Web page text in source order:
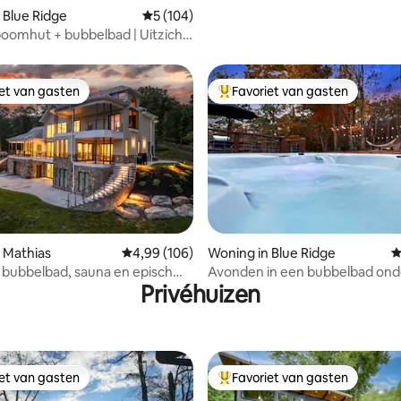
Ridge Gemiddelde beoordeling van 5 uit 5, 104
5 (104)
+ bubbelbad | Uitzicht
van 4,95 uit 5, 197 recensies
van gasten
van gasten
Gemiddelde beoordeling van 4,99 uit 5, 106
4,99 (106)
sauna en episch
Topfavoriet van gasten
Favoriet van gasten
Woning in Blue Ridge
Avonden in een bubbelbad
sterren op een eigen heuvelrug
Privéhuizen
van gasten
van gasten Topfavoriet van gasten
Favoriet van gasten